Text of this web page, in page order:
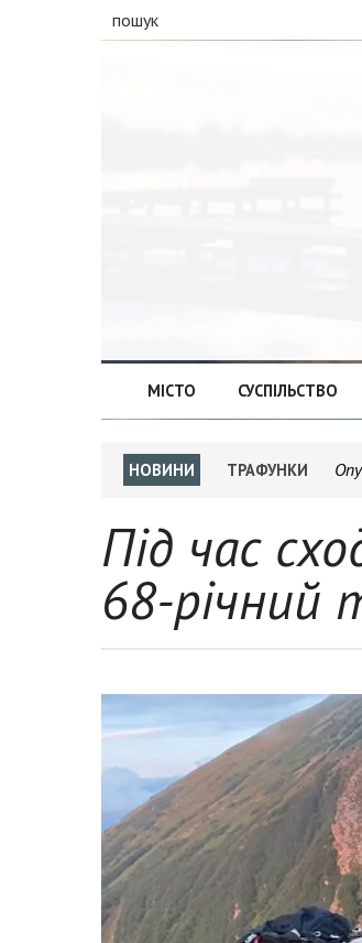
пошук
МІСТО СУСПІЛЬСТВО
НОВИНИ ТРАФУНКИ
Під час
68-річний